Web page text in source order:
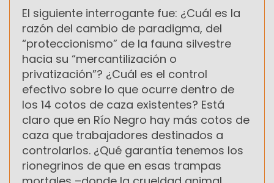
El siguiente interrogante fue: ¿Cuál es la
razón del cambio de paradigma, del
“proteccionismo” de la fauna silvestre
hacia su “mercantilización o
privatización”? ¿Cuál es el control
efectivo sobre lo que ocurre dentro de
los 14 cotos de caza existentes? Está
claro que en Río Negro hay más cotos de
caza que trabajadores destinados a
controlarlos. ¿Qué garantía tenemos los
rionegrinos de que en esas trampas